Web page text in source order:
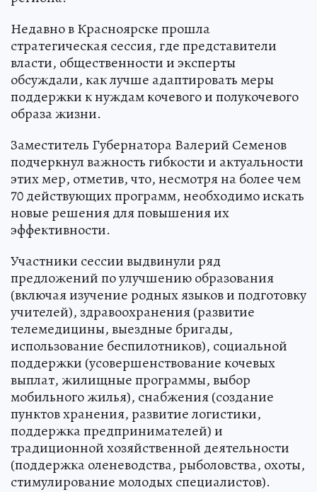
Недавно в Красноярске прошла
стратегическая сессия, где представители
власти, общественности и эксперты
обсуждали, как лучше адаптировать меры
поддержки к нуждам кочевого и полукочевого
образа жизни.
Заместитель Губернатора Валерий Семенов
подчеркнул важность гибкости и актуальности
этих мер, отметив, что, несмотря на более чем
70 действующих программ, необходимо искать
новые решения для повышения их
эффективности.
Участники сессии выдвинули ряд
предложений по улучшению образования
(включая изучение родных языков и подготовку
учителей), здравоохранения (развитие
телемедицины, выездные бригады,
использование беспилотников), социальной
поддержки (усовершенствование кочевых
выплат, жилищные программы, выбор
мобильного жилья), снабжения (создание
пунктов хранения, развитие логистики,
поддержка предпринимателей) и
традиционной хозяйственной деятельности
(поддержка оленеводства, рыболовства, охоты,
стимулирование молодых специалистов).